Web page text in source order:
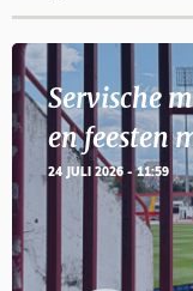
Servische
en feesten
24 JULI 2026 - 11:59